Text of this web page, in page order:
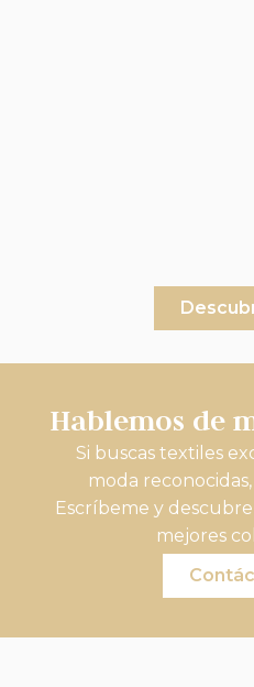
Hablemos de
Si buscas textiles
moda
Escríbeme y
mejores